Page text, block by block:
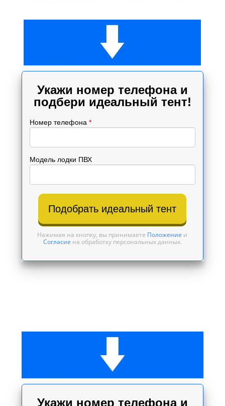
Укажи номер телефона и
подбери идеальный тент!
Номер телефона *
Модель лодки ПВХ
Подобрать идеальный тент
Нажимая на кнопку, вы принимаете Положение и
Согласие на обработку персональных данных.
Укажи номер телефона и